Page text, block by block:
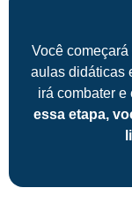
Você
aulas didáticas
irá combater e
essa etapa,